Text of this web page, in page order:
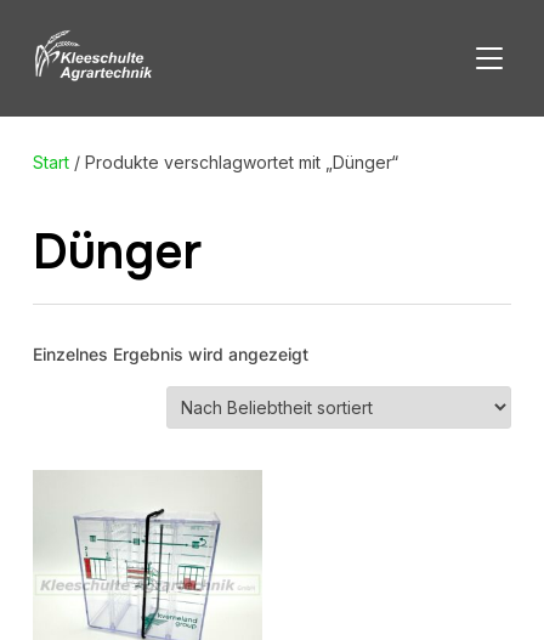
Start/ Produkte verschlagwortet mit „Dünger“
Dünger
Einzelnes Ergebnis wird angezeigt